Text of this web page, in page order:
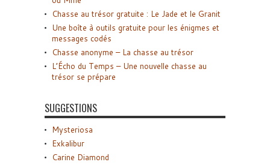
Chasse au trésor gratuite : Le Jade et le Granit
Une boîte à outils gratuite pour les énigmes et
messages codés
Chasse anonyme – La chasse au trésor
L’Écho du Temps – Une nouvelle chasse au
trésor se prépare
SUGGESTIONS
Mysteriosa
Exkalibur
Carine Diamond